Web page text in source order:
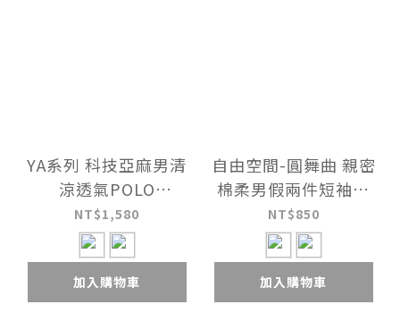
YA系列 科技亞麻男清
涼透氣POLO
UE1X2826
NT$1,580
加入購物車
自由空間-圓舞曲 親密
棉柔男假兩件短袖衫
UE125521
NT$850
加入購物車